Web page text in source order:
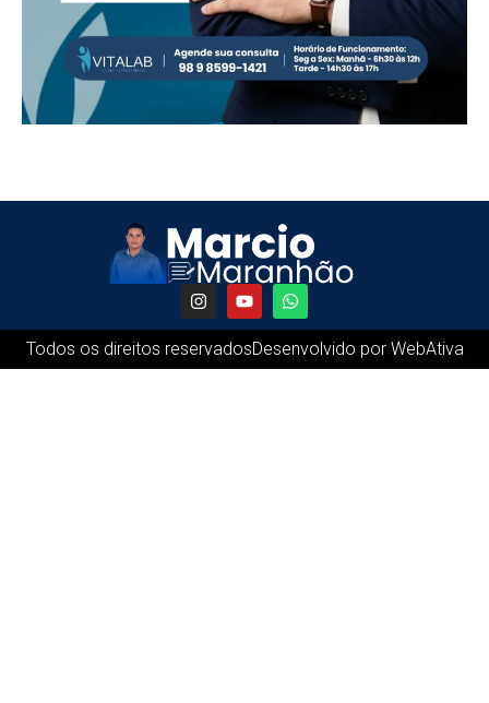
Todos os direitos reservadosDesenvolvido por WebAtiva